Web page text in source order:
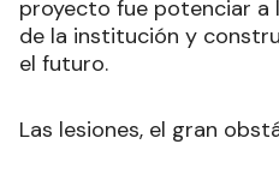
proyecto fue potenciar a
de la institución y
el futuro.
Las lesiones, el gran